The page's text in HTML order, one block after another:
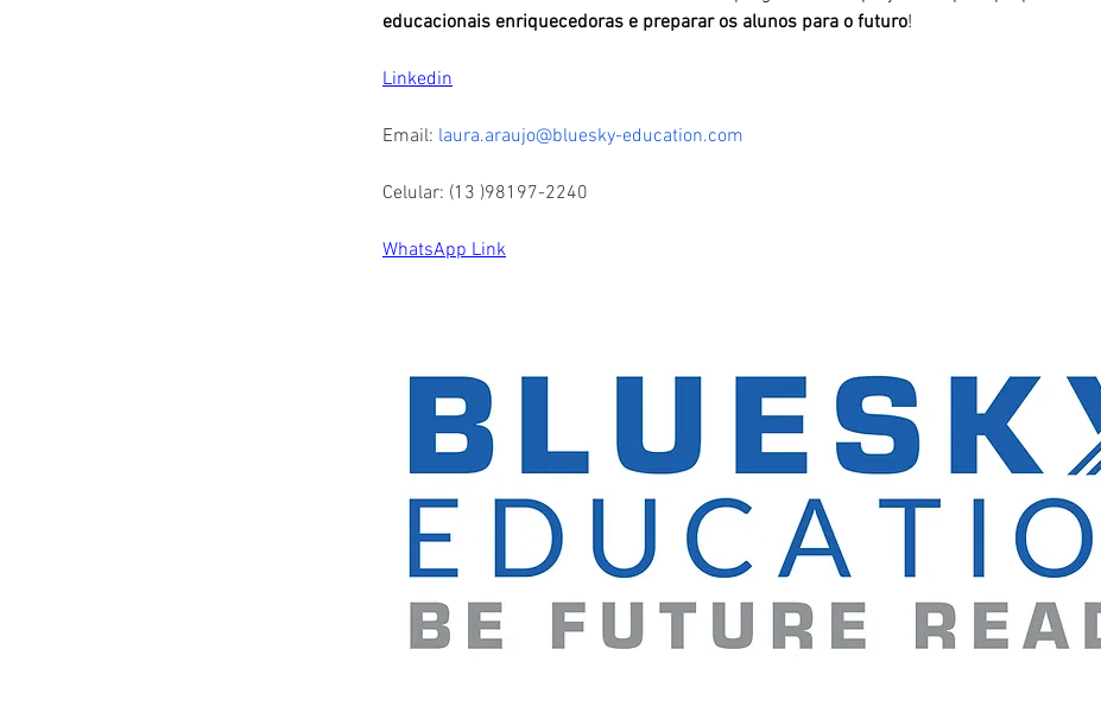
educacionais enriquecedoras e preparar os alunos para o futuro!
Linkedin
Email: laura.araujo@bluesky-education.com
Celular: (13 )98197-2240
WhatsApp Link